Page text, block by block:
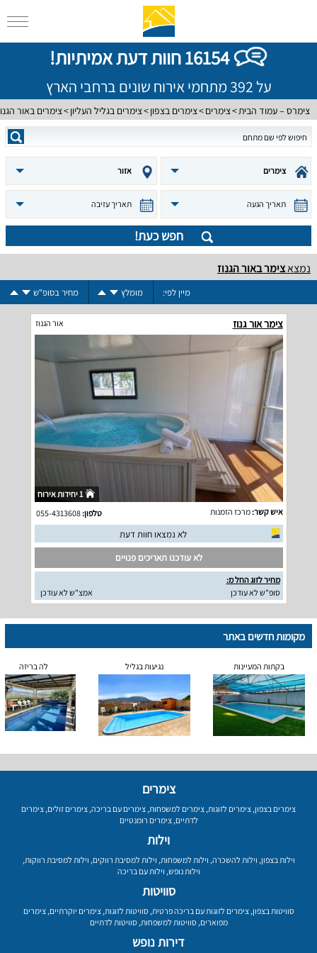
16154 חוות דעת אמיתיות!
על 392 מתחמי אירוח שונים ברחבי הארץ
צימרס – עמוד הבית צימרים צימרים בצפון צימרים בגליל העליון צימרים באור
צימרים אזור
תאריך הגעה תאריך עזיבה
חפש כעת!
נמצאצימר באור הגנוז
מיין לפי: מומלץ מחיר בסופ"ש
צימר אור גנוז אור הגנוז
1 יחידות אירוח
איש קשר:מרכז הזמנות טלפון:055-4313608
לא נמצאו חוות דעת
לא עודכנו תאריכים פנויים
מחיר לזוג החל מ:
סופ"ש לא עודכן
אמצ"ש לא עודכן
מקומות חדשים באתר
בקתות המעיינות נגיעות בגליל לה בריזה
צימרים
צימרים בצפון, צימרים לזוגות, צימרים למשפחות, צימרים עם בריכה, צימרים זולים, צימרים
לדתיים,צימרים רומנטיים
וילות
וילות בצפון, וילות להשכרה, וילות למשפחות, וילות למסיבת רווקים, וילות למסיבת רווקות,
וילות נופש, וילות עם בריכה
סוויטות
סוויטות בצפון,צימרים לזוגות עם בריכה פרטית,סוויטות לזוגות,צימרים יוקרתיים,צימרים
מפוארים,סוויטות למשפחות,סוויטות לדתיים
דירות נופש